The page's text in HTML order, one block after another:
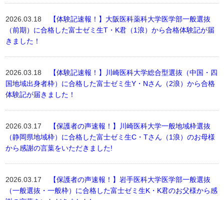
2026.03.18
【体験記速報！】大阪医科薬科大学医学部一般選抜
（前期）に合格した富士ゼミ生T・K君（1浪）から合格体験記が届
きました！
2026.03.18
【体験記速報！】川崎医科大学総合型選抜（中国・四
国地域出身者枠）に合格した富士ゼミ生Y・Nさん（2浪）から合格
体験記が届きました！
2026.03.17
【保護者の声速報！】川崎医科大学一般地域枠選抜
（静岡県地域枠）に合格した富士ゼミ生C・Tさん（1浪）のお母様
から感謝の言葉をいただきました!
2026.03.17
【保護者の声速報！】岩手医科大学医学部一般選抜
（一般選抜・一般枠）に合格した富士ゼミ生K・K君のお父様から感